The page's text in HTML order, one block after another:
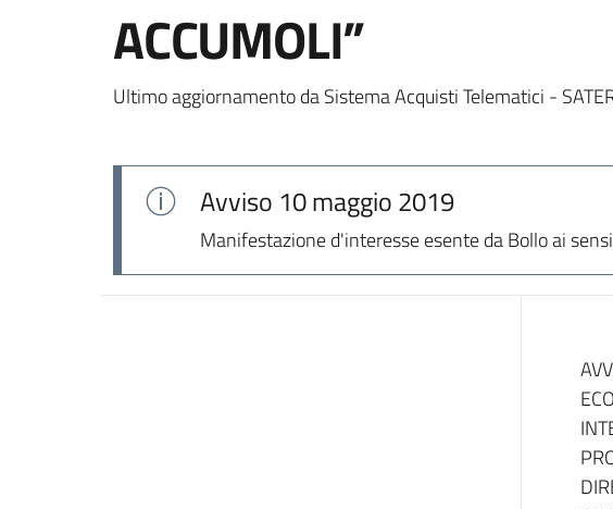
ACCUMOLI”
Ultimo aggiornamento da Sistema Acquisti Telematici -
Avviso 10 maggio 2019
Manifestazione d'interesse esente da Bollo ai